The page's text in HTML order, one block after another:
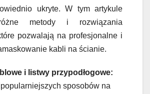
ukryte. W tym artykule
metody i rozwiązania
pozwalają na profesjonalne i
kabli na ścianie.
i listwy przypodłogowe:
sposobów na